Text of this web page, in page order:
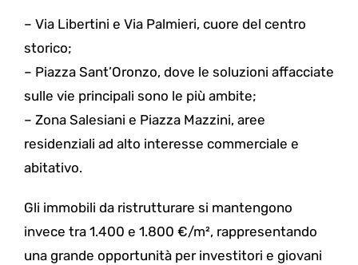
– Via Libertini e Via Palmieri, cuore del centro
storico;
– Piazza Sant’Oronzo, dove le soluzioni affacciate
sulle vie principali sono le più ambite;
– Zona Salesiani e Piazza Mazzini, aree
residenziali ad alto interesse commerciale e
abitativo.
Gli immobili da ristrutturare si mantengono
invece tra 1.400 e 1.800 €/m², rappresentando
una grande opportunità per investitori e giovani